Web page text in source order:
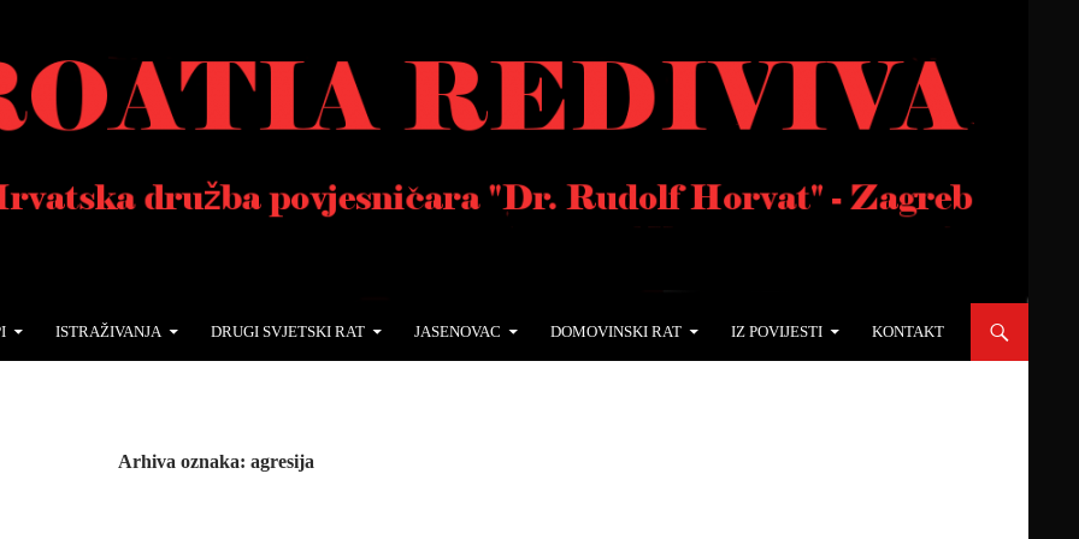
ISTRAŽIVANJA DRUGI SVJETSKI RAT JASENOVAC DOMOVINSKI RAT IZ POVIJESTI KONTAKT
Arhiva oznaka: agresija